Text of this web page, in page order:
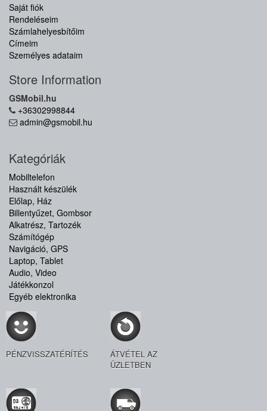
Saját fiók
Rendeléseim
Számlahelyesbítőim
Címeim
Személyes adataim
Store Information
GSMobil.hu
+36302998844
admin@gsmobil.hu
Kategóriák
Mobiltelefon
Használt készülék
Előlap, Ház
Billentyűzet, Gombsor
Alkatrész, Tartozék
Számítógép
Navigáció, GPS
Laptop, Tablet
Audio, Video
Játékkonzol
Egyéb elektronika
PÉNZVISSZATÉRÍTÉS
ÁTVÉTEL AZ
ÜZLETBEN